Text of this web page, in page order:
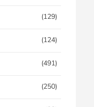
(129)
(124)
(491)
(250)